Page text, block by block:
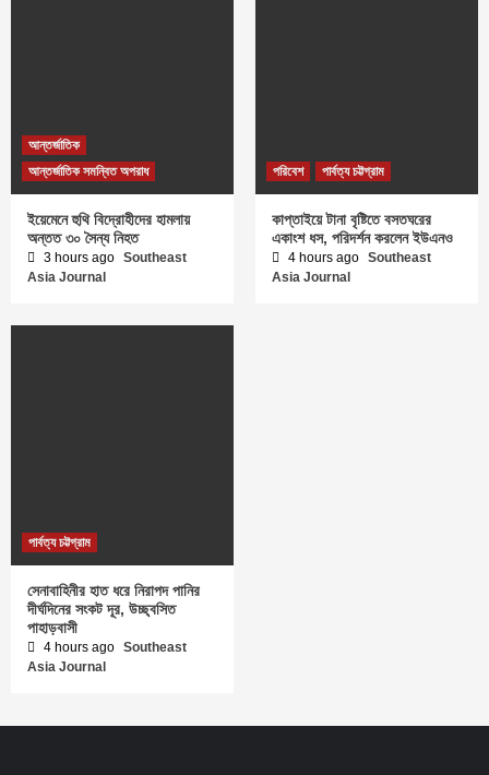
আন্তর্জাতিক
আন্তর্জাতিক সমন্বিত অপরাধ
ইয়েমেনে হুথি বিদ্রোহীদের হামলায়
অন্তত ৩০ সৈন্য নিহত
3 hours ago Southeast
Asia Journal
পরিবেশ পার্বত্য চট্টগ্রাম
কাপ্তাইয়ে টানা বৃষ্টিতে বসতঘরের
একাংশ ধস, পরিদর্শন করলেন ইউএনও
4 hours ago Southeast
Asia Journal
পার্বত্য চট্টগ্রাম
সেনাবাহিনীর হাত ধরে নিরাপদ পানির
দীর্ঘদিনের সংকট দূর, উচ্ছ্বসিত
পাহাড়বাসী
4 hours ago Southeast
Asia Journal